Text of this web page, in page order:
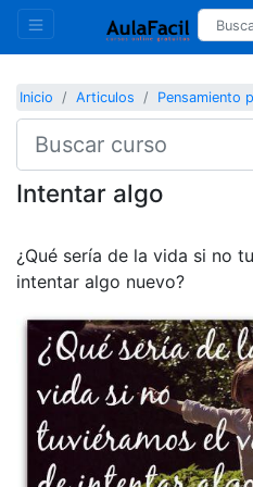
Inicio Articulos Pensamiento
Intentar algo
¿Qué sería de la vida si no
intentar algo nuevo?